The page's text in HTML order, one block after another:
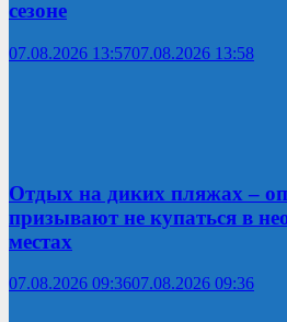
сезоне
07.08.2026 13:5707.08.2026 13:58
Отдых на диких пляжах –
призывают не купаться в
местах
07.08.2026 09:3607.08.2026 09:36